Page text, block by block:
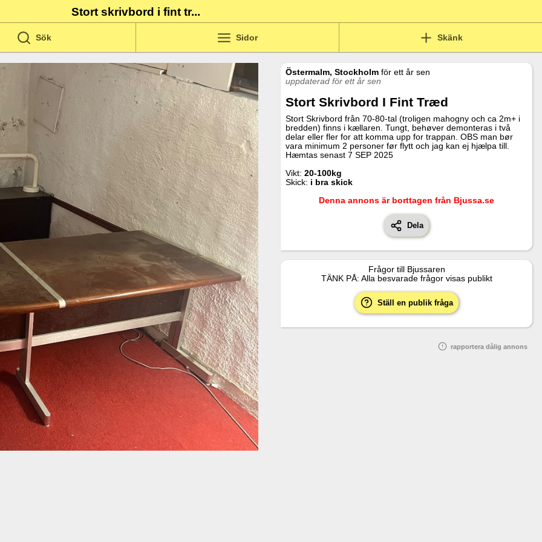
Stort skrivbord i fint tr...
Sök Sidor Skänk
Östermalm, Stockholm för ett år sen
uppdaterad för ett år sen
Stort Skrivbord I Fint Træd
Stort Skrivbord från 70-80-tal (troligen mahogny och ca 2m+ i
bredden) finns i kællaren. Tungt, behøver demonteras i två
delar eller fler for att komma upp for trappan. OBS man bør
vara minimum 2 personer før flytt och jag kan ej hjælpa till.
Hæmtas senast 7 SEP 2025
Vikt: 20-100kg
Skick: i bra skick
Denna annons är borttagen från Bjussa.se
Dela
Frågor till Bjussaren
TÄNK PÅ: Alla besvarade frågor visas publikt
Ställ en publik fråga
rapportera dålig annons